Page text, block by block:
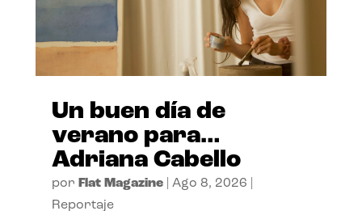
Un buen día de
verano para…
Adriana Cabello
por Flat Magazine| Ago 8, 2026
Reportaje